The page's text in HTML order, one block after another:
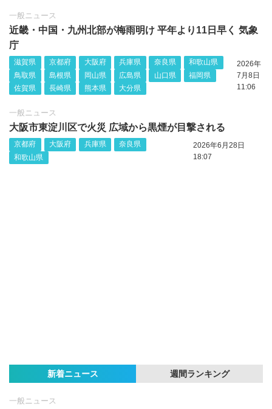
一般ニュース
近畿・中国・九州北部が梅雨明け 平年より11日早く 気象
庁
滋賀県 京都府 大阪府 兵庫県 奈良県
和歌山県
鳥取県
島根県 岡山県 広島県 山口県
福岡県
佐賀県
長崎県 熊本県 大分県
2026年
7月8日
11:06
一般ニュース
大阪市東淀川区で火災 広域から黒煙が目撃される
京都府 大阪府 兵庫県
奈良県
和歌山県
2026年6月28日
18:07
新着ニュース 週間ランキング
一般ニュース